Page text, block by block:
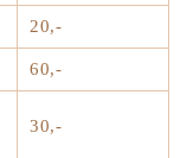
20,-
60,-
30,-